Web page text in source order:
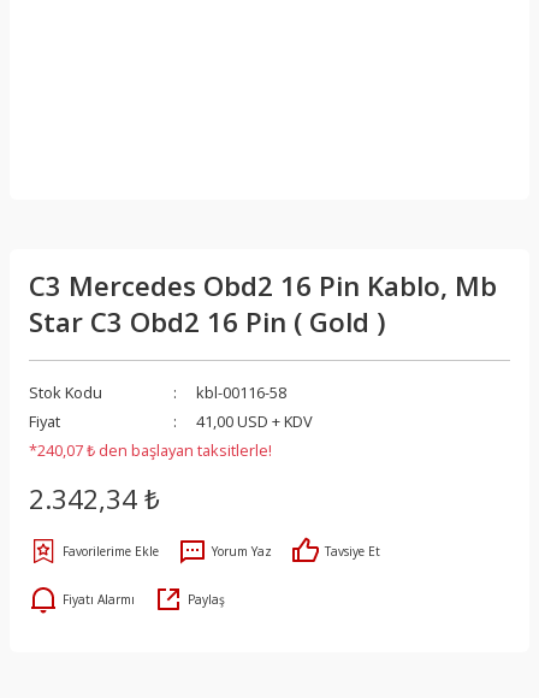
C3 Mercedes Obd2 16 Pin Kablo, Mb
Star C3 Obd2 16 Pin ( Gold )
Stok Kodu
kbl-00116-58
Fiyat
41,00 USD + KDV
*240,07 ₺ den başlayan taksitlerle!
2.342,34 ₺
Yorum Yaz Tavsiye Et
Fiyatı Alarmı Paylaş